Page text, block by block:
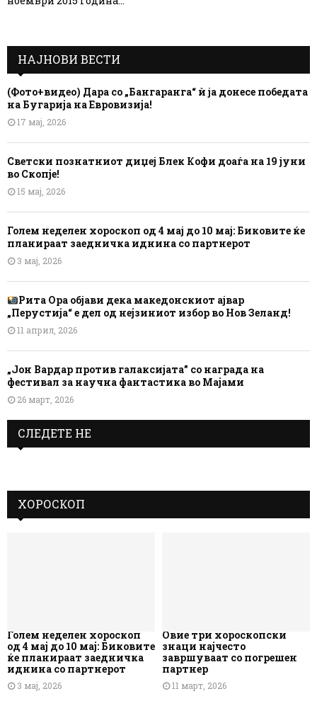
НАЈНОВИ ВЕСТИ
(Фото+видео) Дара со „Бангаранга“ ѝ ја донесе победата
на Бугарија на Евровизија!
17 мај, 2026
Светски познатниот диџеј Блек Кофи доаѓа на 19 јуни
во Скопје!
15 мај, 2026
Голем неделен хороскоп од 4 мај до 10 мај: Биковите ќе
планираат заедничка иднина со партнерот
3 мај, 2026
Рита Ора објави дека македонскиот ајвар
„Перустија“ е дел од нејзиниот избор во Нов Зеланд!
11 април, 2026
„Јон Вардар против галаксијата” со награда на
фестивал за научна фантастика во Мајами
26 март, 2026
СЛЕДЕТЕ НЕ
ХОРОСКОП
Голем неделен хороскоп
од 4 мај до 10 мај: Биковите
ќе планираат заедничка
иднина со партнерот
3 мај, 2026
Овие три хороскопски
знаци најчесто
завршуваат со погрешен
партнер
11 март, 2026